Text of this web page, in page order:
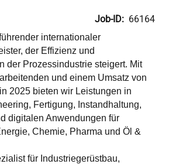
Job-ID: 66164
internationaler
der Effizienz und
der Prozessindustrie steigert. Mit
und einem Umsatz von
2025 bieten wir Leistungen in
Fertigung, Instandhaltung,
digitalen Anwendungen für
Chemie, Pharma und Öl &
für Industriegerüstbau,